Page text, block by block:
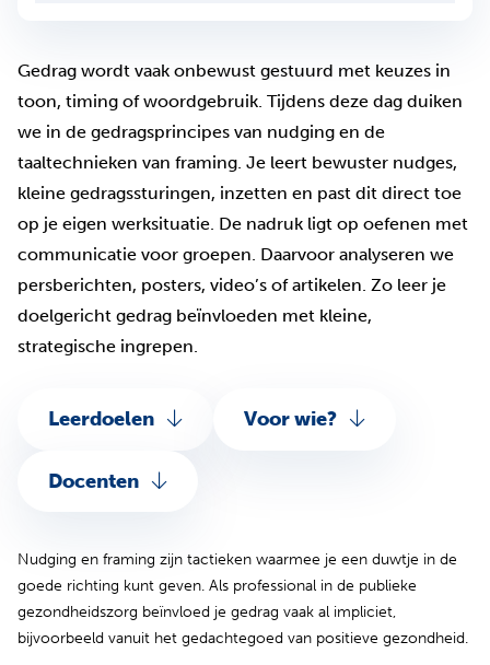
Gedrag wordt vaak onbewust gestuurd met keuzes in
toon, timing of woordgebruik. Tijdens deze dag duiken
we in de gedragsprincipes van nudging en de
taaltechnieken van framing. Je leert bewuster nudges,
kleine gedragssturingen, inzetten en past dit direct toe
op je eigen werksituatie. De nadruk ligt op oefenen met
communicatie voor groepen. Daarvoor analyseren we
persberichten, posters, video’s of artikelen. Zo leer je
doelgericht gedrag beïnvloeden met kleine,
strategische ingrepen.
Leerdoelen Voor wie?
Docenten
Nudging en framing zijn tactieken waarmee je een duwtje in de
goede richting kunt geven. Als professional in de publieke
gezondheidszorg beïnvloed je gedrag vaak al impliciet,
bijvoorbeeld vanuit het gedachtegoed van positieve gezondheid.